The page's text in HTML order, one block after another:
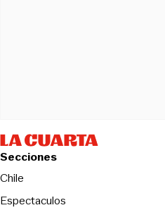
Secciones
Chile
Espectaculos